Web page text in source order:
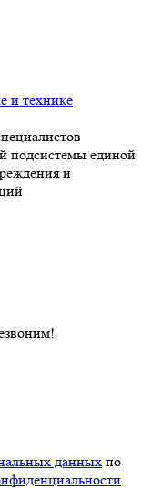
и технике
подсистемы единой
и
данных по